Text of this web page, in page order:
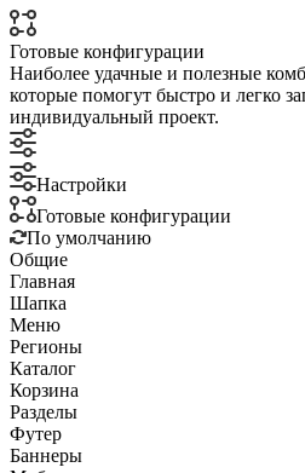
Готовые конфигурации
Наиболее удачные и полезные
которые помогут быстро и легко
индивидуальный проект.
Настройки
Готовые конфигурации
По умолчанию
Общие
Главная
Шапка
Меню
Регионы
Каталог
Корзина
Разделы
Футер
Баннеры